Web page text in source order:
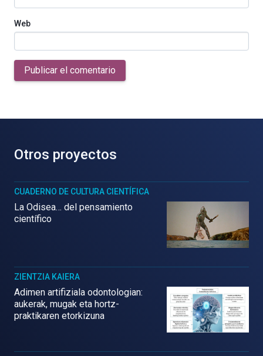
Web
Publicar el comentario
Otros proyectos
CUADERNO DE CULTURA CIENTÍFICA
La Odisea… del pensamiento
científico
ZIENTZIA KAIERA
Adimen artifiziala odontologian:
aukerak, mugak eta hortz-
praktikaren etorkizuna